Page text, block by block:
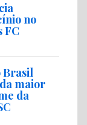
no
FC
Brasil
maior
da